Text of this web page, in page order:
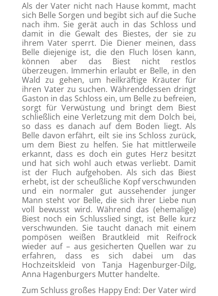
Als der Vater nicht nach Hause kommt, macht
sich Belle Sorgen und begibt sich auf die Suche
nach ihm. Sie gerät auch in das Schloss und
damit in die Gewalt des Biestes, der sie zu
ihrem Vater sperrt. Die Diener meinen, dass
Belle diejenige ist, die den Fluch lösen kann,
können aber das Biest nicht restlos
überzeugen. Immerhin erlaubt er Belle, in den
Wald zu gehen, um heilkräftige Kräuter für
ihren Vater zu suchen. Währenddessen dringt
Gaston in das Schloss ein, um Belle zu befreien,
sorgt für Verwüstung und bringt dem Biest
schließlich eine Verletzung mit dem Dolch bei,
so dass es danach auf dem Boden liegt. Als
Belle davon erfährt, eilt sie ins Schloss zurück,
um dem Biest zu helfen. Sie hat mittlerweile
erkannt, dass es doch ein gutes Herz besitzt
und hat sich wohl auch etwas verliebt. Damit
ist der Fluch aufgehoben. Als sich das Biest
erhebt, ist der scheußliche Kopf verschwunden
und ein normaler gut aussehender junger
Mann steht vor Belle, die sich ihrer Liebe nun
voll bewusst wird. Während das (ehemalige)
Biest noch ein Schlusslied singt, ist Belle kurz
verschwunden. Sie taucht danach mit einem
pompösen weißen Brautkleid mit Reifrock
wieder auf – aus gesicherten Quellen war zu
erfahren, dass es sich dabei um das
Hochzeitskleid von Tanja Hagenburger-Dilg,
Anna Hagenburgers Mutter handelte.
Zum Schluss großes Happy End: Der Vater wird